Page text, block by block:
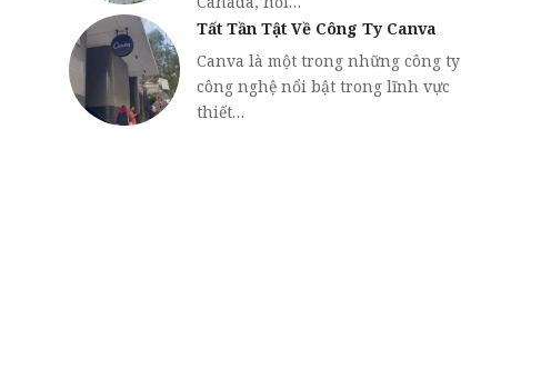
Tất Tần Tật Về Công Ty Canva
Canva là một trong những công ty
công nghệ nổi bật trong lĩnh vực
thiết…